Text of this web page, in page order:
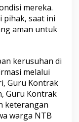
mereka.
pihak, saat ini
aman untuk
kerusuhan di
melalui
Guru Kontrak
Guru Kontrak
keterangan
warga NTB